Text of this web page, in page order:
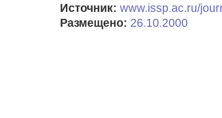
Источник: www.issp.ac.ru/
Размещено: 26.10.2000